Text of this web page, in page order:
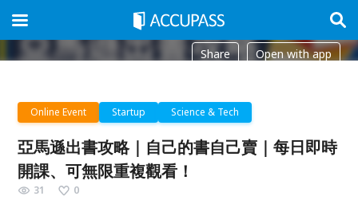
Share Open with app
Online Event Startup Science & Tech
亞馬遜出書攻略｜自己的書自己賣｜每日即時
開課、可無限重複觀看！
31 0